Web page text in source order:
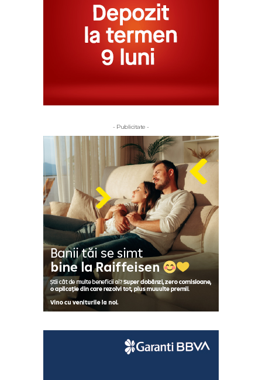
- Publicitate -